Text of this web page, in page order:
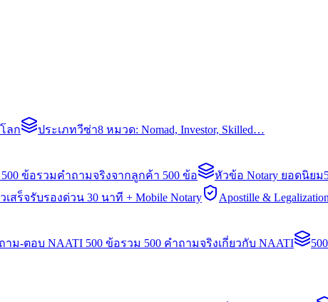
ลก ประเภทวีซ่า8 หมวด: Nomad, Investor, Skilled…
ข้อรวมคำถามจริงจากลูกค้า 500 ข้อ หัวข้อ Notary ยอดนิยม
เสร็จรับรองด่วน 30 นาที + Mobile Notary Apostille & Legalization
ถาม-ตอบ NAATI 500 ข้อรวม 500 คำถามจริงเกี่ยวกับ NAATI